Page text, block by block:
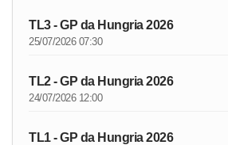
TL3 - GP da Hungria 2026
25/07/2026 07:30
TL2 - GP da Hungria 2026
24/07/2026 12:00
TL1 - GP da Hungria 2026